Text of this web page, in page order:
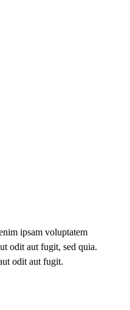
ipsam voluptatem
odit aut fugit, sed quia.
odit aut fugit.